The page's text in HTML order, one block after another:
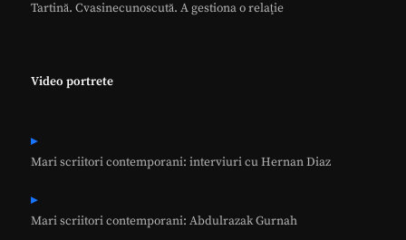
Tartină. Cvasinecunoscută. A gestiona o relaţie
Video portrete
Mari scriitori contemporani: interviuri cu Hernan Diaz
Mari scriitori contemporani: Abdulrazak Gurnah